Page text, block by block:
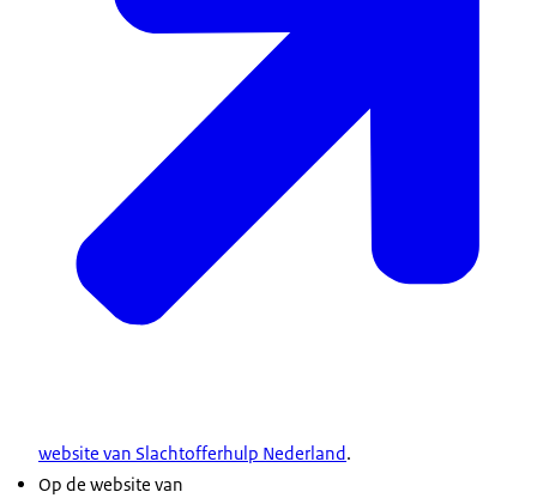
website van Slachtofferhulp Nederland.
Op de website van